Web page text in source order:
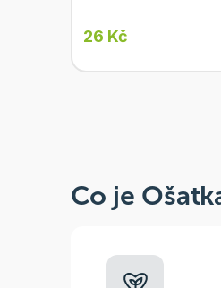
26 Kč
Co je